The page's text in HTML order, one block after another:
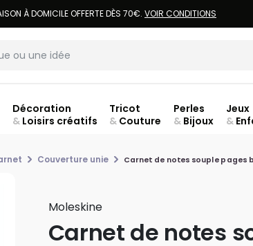
À DOMICILE OFFERTE DÈS 70€. VOIR CONDITIONS
Décoration
&Loisirs créatifs
Tricot
& Couture
Perles
& Bijoux
Jeux
&
Couverture unie Carnet de notes souple pages
Moleskine
Carnet de notes